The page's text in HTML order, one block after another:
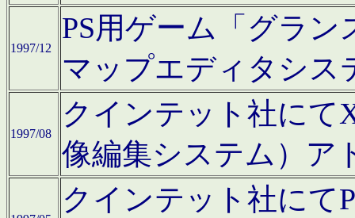
1997/12
PS用ゲーム「グラン
マップエディタシス
1997/08
クインテット社にて
像編集システム）ア
クインテット社にて